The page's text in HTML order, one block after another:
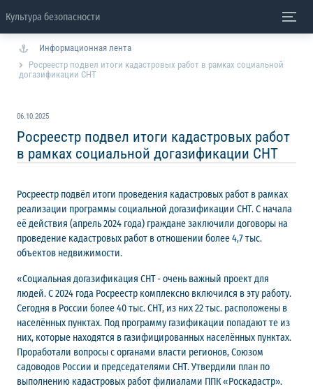
Культура безопасности
Информационная лента
Росреестр подвел итоги кадастровых работ в рамках социальной
догазификации СНТ
06.10.2025
Росреестр подвел итоги кадастровых работ
в рамках социальной догазификации СНТ
Росреестр подвёл итоги проведения кадастровых работ в рамках
реализации программы социальной догазификации СНТ. С начала
её действия (апрель 2024 года) граждане заключили договоры на
проведение кадастровых работ в отношении более 4,7 тыс.
объектов недвижимости.
«Социальная догазификация СНТ - очень важный проект для
людей. С 2024 года Росреестр комплексно включился в эту работу.
Сегодня в России более 40 тыс. СНТ, из них 22 тыс. расположены в
населённых пунктах. Под программу газификации попадают те из
них, которые находятся в газифицированных населённых пунктах.
Проработали вопросы с органами власти регионов, Союзом
садоводов России и председателями СНТ. Утвердили план по
выполнению кадастровых работ филиалами ППК «Роскадастр».